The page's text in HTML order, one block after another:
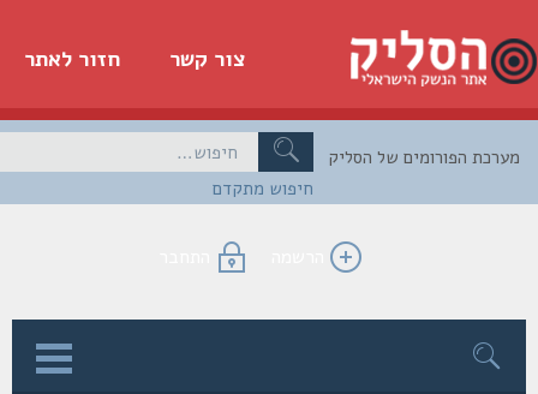
חזור לאתר צור קשר
חיפוש מתקדם
הפורומים של הסליק
הרשמה התחבר